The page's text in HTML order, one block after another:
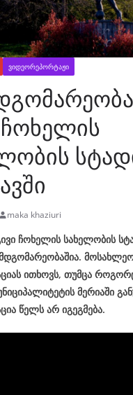
ᲕᲘᲓᲔᲝᲠᲔᲞᲝᲠᲢᲐᲟᲘ
ჩოხელის
maka khaziuri
ჩოხელის სახელობის
ითხოვს, თუმცა
მერიაში
წელს არ იგეგმება.